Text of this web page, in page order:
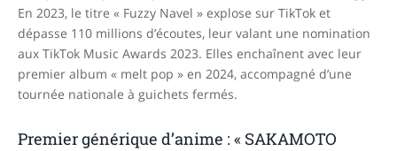
En 2023, le titre « Fuzzy Navel » explose sur TikTok et
dépasse 110 millions d’écoutes, leur valant une nomination
aux TikTok Music Awards 2023. Elles enchaînent avec leur
premier album « melt pop » en 2024, accompagné d’une
tournée nationale à guichets fermés.
Premier générique d’anime : « SAKAMOTO